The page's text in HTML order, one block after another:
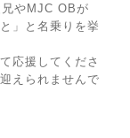
やMJC OBが
」と名乗りを挙
応援してくださ
えられませんで